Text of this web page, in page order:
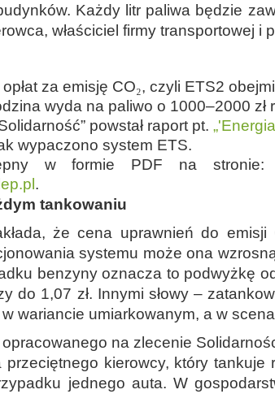
Każdy litr paliwa będzie
właściciel firmy transportowej
za emisję CO₂, czyli ETS2
wyda na paliwo o 1000–2000
powstał raport pt.
wypaczono system ETS.
w formie PDF na stronie:
.
tankowaniu
że cena uprawnień do emisji
systemu może ona
benzyny oznacza to podwyżkę
do 1,07 zł. Innymi słowy –
w wariancie umiarkowanym, a w
na zlecenie
przeciętnego kierowcy, który
jednego auta. W